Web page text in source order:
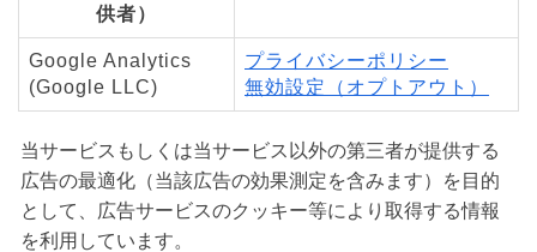
供者）
Google Analytics
(Google LLC)
プライバシーポリシー
無効設定（オプトアウト）
当サービスもしくは当サービス以外の第三者が提供する
広告の最適化（当該広告の効果測定を含みます）を目的
として、広告サービスのクッキー等により取得する情報
を利用しています。